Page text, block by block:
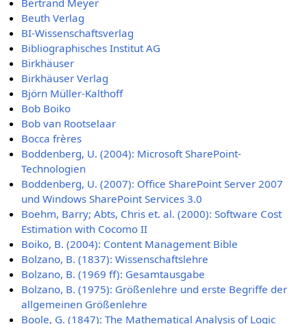
Beuth Verlag
BI-Wissenschaftsverlag
Bibliographisches Institut AG
Birkhäuser
Birkhäuser Verlag
Björn Müller-Kalthoff
Bob Boiko
Bob van Rootselaar
Bocca frères
Boddenberg, U. (2004): Microsoft SharePoint-
Technologien
Boddenberg, U. (2007): Office SharePoint Server 2007
und Windows SharePoint Services 3.0
Boehm, Barry; Abts, Chris et. al. (2000): Software Cost
Estimation with Cocomo II
Boiko, B. (2004): Content Management Bible
Bolzano, B. (1837): Wissenschaftslehre
Bolzano, B. (1969 ff): Gesamtausgabe
Bolzano, B. (1975): Größenlehre und erste Begriffe der
allgemeinen Größenlehre
Boole, G. (1847): The Mathematical Analysis of Logic